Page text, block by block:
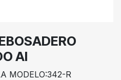
AI
MODELO:342-R